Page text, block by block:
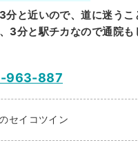
と近いので、道に迷う
3分と駅チカなので通院も
963-887
セイコツイン